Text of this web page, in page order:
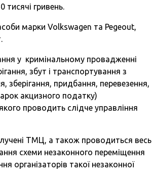
тисячі гривень.
марки Volkswagen та Pegeout,
у кримінальному провадженні
збут і транспортування з
зберігання, придбання, перевезення,
акцизного податку)
проводить слідче управління
ТМЦ, а також проводиться весь
схеми незаконного переміщення
організаторів такої незаконної